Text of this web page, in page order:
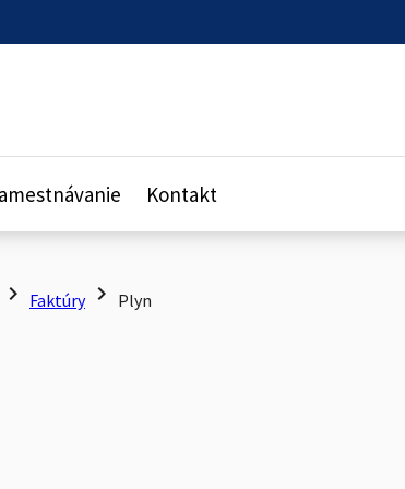
Kontakt
chevron_right Faktúry chevron_right Plyn